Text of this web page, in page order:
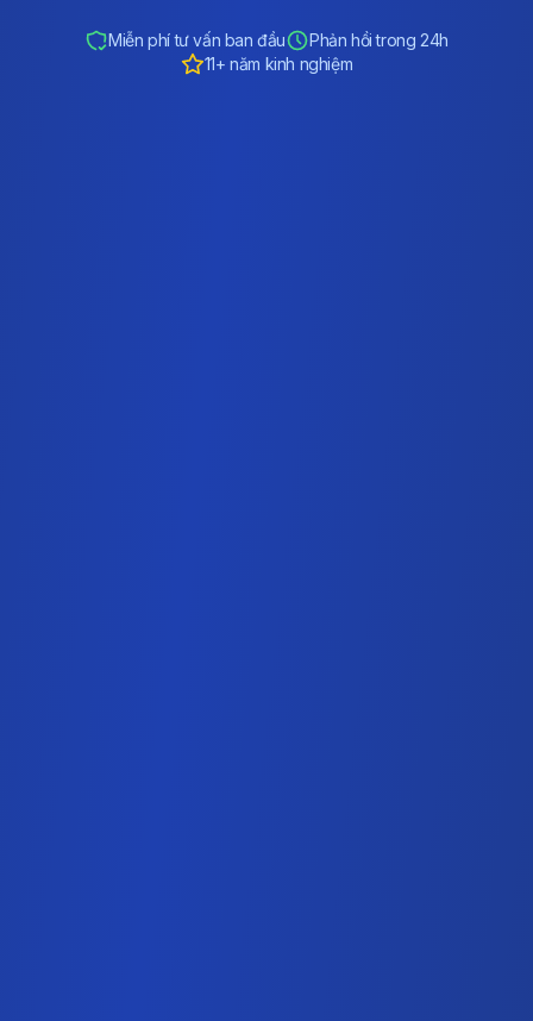
Miễn phí tư vấn ban đầu
Phản hồi trong 24h
11+ năm kinh nghiệm